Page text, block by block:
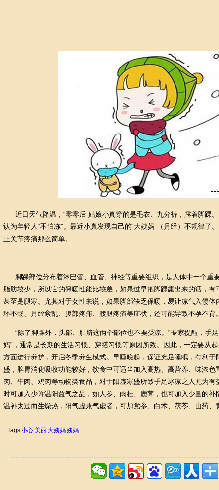
近日天气降温，“零零后”姑娘小真穿的是毛衣、九分裤，露着脚踝。
认为年轻人“不怕冻”。最近小真发现自己的“大姨妈”（月经）不规律了
止关节疼痛那么简单。
脚踝部位分布着淋巴管、血管、神经等重要组织，是人体中一个重
脂肪较少，所以它的保暖性能比较差，如果过早把脚踝露出来的话，有
甚至是腿寒。尤其对于女性来说，如果脚部缺乏保暖，易让凉气入侵体
环不畅、月经紊乱、腹部疼痛、腰腿疼痛等症状，还可能导致不孕不育
“除了脚踝外，头部、肚脐这两个部位也不要受凉。”专家提醒，手
妈”，通常是长期的生活习惯、穿搭习惯等原因所致。因此，一定要从
方面进行养护，开启冬季养生模式。早睡晚起，保证充足睡眠，有利于
盛，脾胃消化吸收功能较好，饮食中可适当加入高热、高营养、味浓色
肉、牛肉、鸡肉等动物类食品，对于阳虚寒盛所致手足冰凉之人尤为
时可加入少许温阳益气之品，如人参、肉桂、鹿茸，也可加入少量的补
温补太过而生燥热，阳气虚兼气虚者，可加党参、白术、茯苓、山药、
Tags:小心 美丽 大姨妈 姨妈